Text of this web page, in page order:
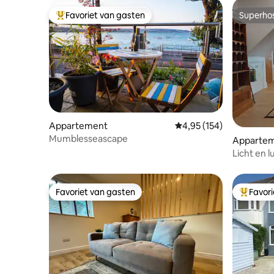
Topfavoriet van gasten
Favoriet van gasten
Appartement Gemiddelde
4,95 (154)
Mumblesseascape
Licht en
Favoriet van gasten
Favoriet van gasten